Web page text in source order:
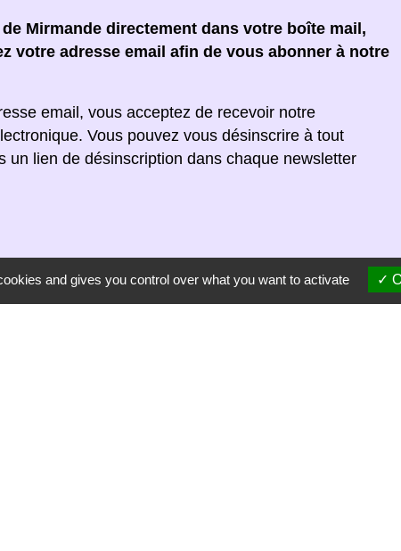
Mirmande directement dans votre boîte mail,
votre adresse email afin de vous abonner à notre
email, vous acceptez de recevoir notre
Vous pouvez vous désinscrire à tout
un lien de désinscription dans chaque newsletter
and gives you control over what you want to activate